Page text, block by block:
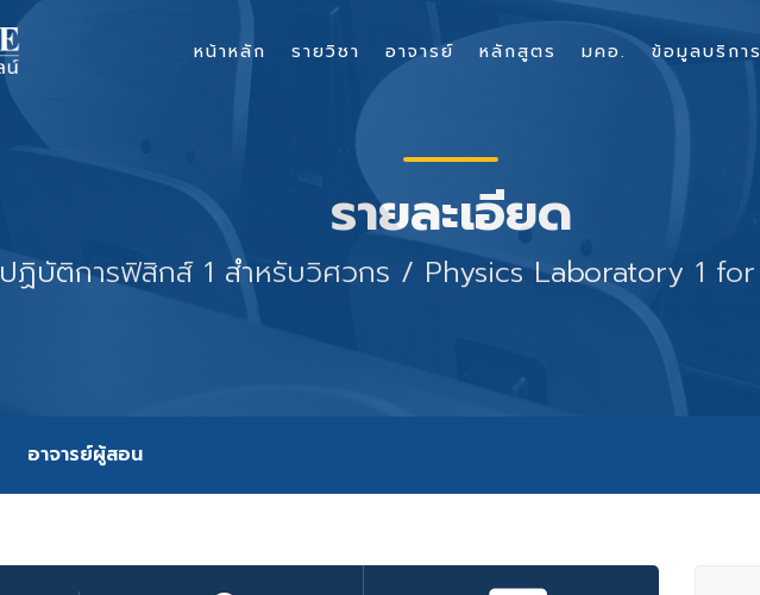
รายละเอียด
ปฏิบัติการฟิสิกส์ 1 สำหรับวิศวกร / Physics Laboratory 1
อาจารย์ผู้สอน
หน้าหลัก รายวิชา อาจารย์ หลักสูตร มคอ. ข้อมูลบริการ